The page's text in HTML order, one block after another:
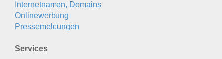
Internetnamen, Domains
Onlinewerbung
Pressemeldungen
Services